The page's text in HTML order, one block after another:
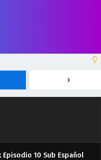
12 Sub Español
11 Sub Español
10 Sub Español